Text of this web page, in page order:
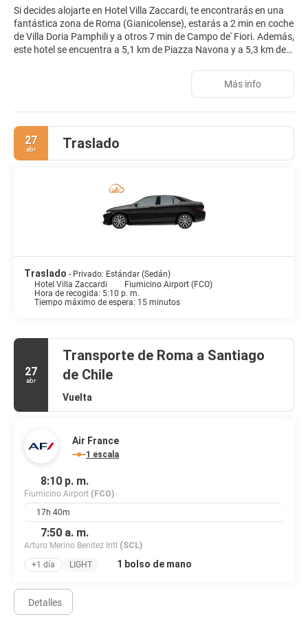
Si decides alojarte en Hotel Villa Zaccardi, te encontrarás en una
fantástica zona de Roma (Gianicolense), estarás a 2 min en coche
de Villa Doria Pamphili y a otros 7 min de Campo de' Fiori. Además,
este hotel se encuentra a 5,1 km de Piazza Navona y a 5,3 km de
Con una terraza y jardín donde descansar y comodidades como
además servicios de conserjería y un salón de eventos.
Te sentirás como en tu propia casa en cualquiera de las 41
habitaciones con aire acondicionado, minibar y televisión LCD.
higiene personal gratuitos y bidés. Entre las comodidades, se
incluyen caja fuerte, escritorio y teléfono.
El restaurante Giano Bistrot de este hotel ofrece una deliciosa
acabar el día que con una bebida en el bar o lounge. Se ofrece un
desayuno bufé gratuito todos los días de 07:30 a 09:30.
Tendrás un servicio de recepción las 24 horas, consigna de
disponible 24 horas.
Más info
27
abr Traslado
Traslado - Privado: Estándar (Sedán)
Hotel Villa Zaccardi
Fiumicino Airport (FCO)
Hora de recogida: 5:10 p. m.
Tiempo máximo de espera: 15 minutos
27
abr
Transporte de Roma a Santiago
de Chile
Vuelta
Air France
1 escala
8:10 p. m.
Fiumicino Airport (FCO)
17h 40m
7:50 a. m.
Arturo Merino Benitez Intl (SCL)
+1 día
LIGHT 1 bolso de mano
Detalles